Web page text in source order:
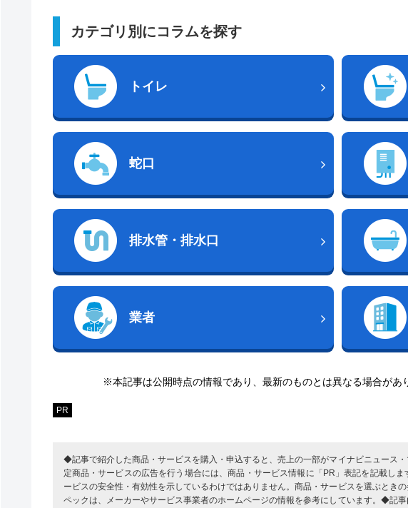
カテゴリ別にコラムを探す
トイレ
蛇口
排水管・排水口
業者
※本記事は公開時点の情報であり、最新のものとは異なる場合があ
PR
◆記事で紹介した商品・サービスを購入・申込すると、売上の一部がマイナビニュース
定商品・サービスの広告を行う場合には、商品・サービス情報に「PR」表記を記載し
ービスの安全性・有効性を示しているわけではありません。商品・サービスを選ぶとき
ペックは、メーカーやサービス事業者のホームページの情報を参考にしています。◆記